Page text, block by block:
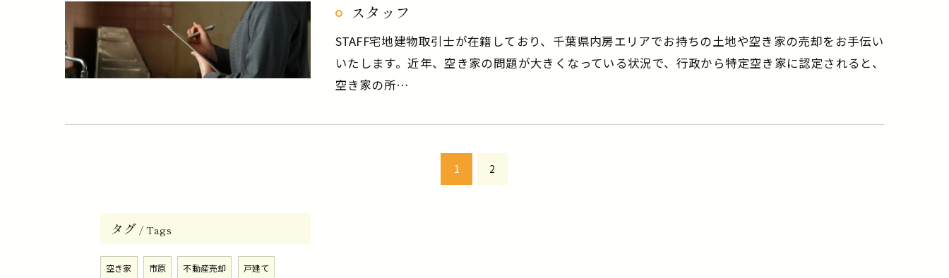
スタッフ
STAFF宅地建物取引士が在籍しており、千葉県内房エリアでお持ちの土地や空き家の売却をお手伝い
いたします。近年、空き家の問題が大きくなっている状況で、行政から特定空き家に認定されると、
空き家の所…
1 2
タグ Tags
空き家 市原 不動産売却 戸建て